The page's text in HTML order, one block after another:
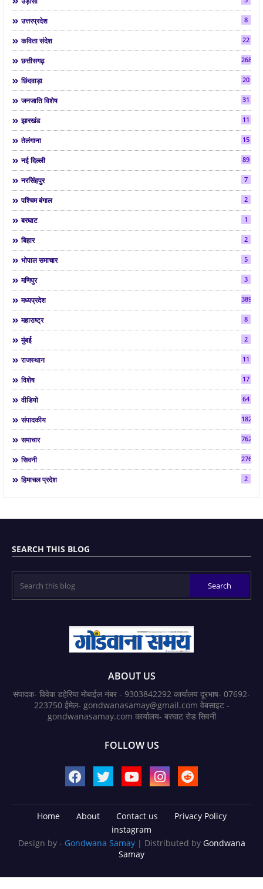
उत्तरप्रदेश 8
कविता संदेश 22
छत्तीसगढ़ 268
छिंदवाड़ा 20
जनजाति विशेष 31
झारखंड 11
तेलंगाना 15
नई दिल्ली 89
नरसिंहपुर 7
पश्चिम बंगाल 2
बरघाट 1
बिहार 2
भोपाल समाचार 5
मणिपुर 3
मध्यप्रदेश 3892
महाराष्ट्र 8
मुंबई 2
राजस्थान 11
विशेष 17
वीडियो 64
संपादकीय 182
समाचार 7624
सिवनी 2763
हिमाचल प्रदेश 2
SEARCH THIS BLOG
ABOUT US
संपादक- विवेक डहेरिया मोबाईल नंबर - 9303842292 कार्यालय दूरभाष- 07692-
223750 ईमेल- gondwanasamay@gmail.com वेबसाइट -
gondwanasamay.com कार्यालय- बरघाट रोड सिवनी
FOLLOW US
Home About Contact us
Privacy Policy
instagram
Design by - Gondwana Samay | Distributed by Gondwana
Samay